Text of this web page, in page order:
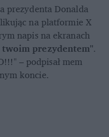
prezydenta Donalda
na platformie X
napis na ekranach
prezydentem".
– podpisał mem
koncie.